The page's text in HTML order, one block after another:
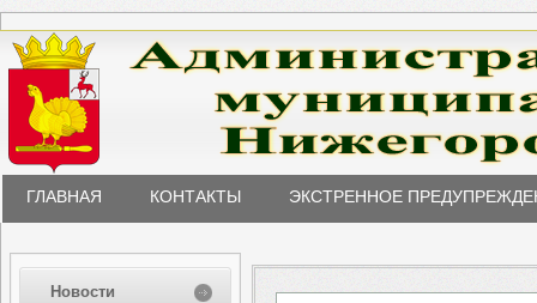
ГЛАВНАЯ КОНТАКТЫ ЭКСТРЕННОЕ
Новости